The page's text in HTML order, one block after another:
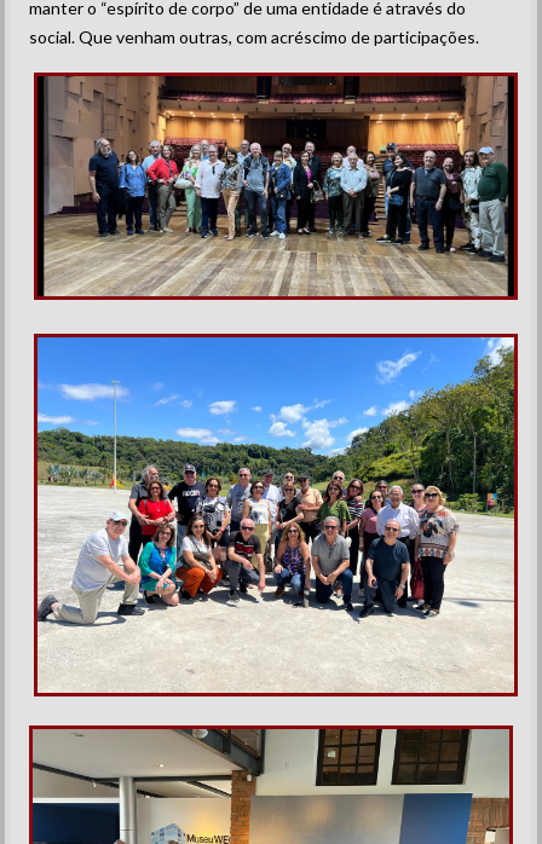
manter o “espírito de corpo” de uma entidade é através do
social. Que venham outras, com acréscimo de participações.